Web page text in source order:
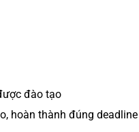
đào tạo
hoàn thành đúng deadline